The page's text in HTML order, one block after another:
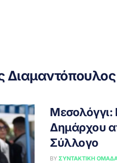
Διαμαντόπουλος
Μεσολόγγι:
Δημάρχου
Σύλλογο
BY ΣΥΝΤΑΚΤΙΚΉ